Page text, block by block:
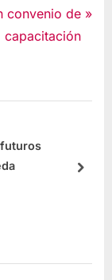
convenio de
capacitación
futuros